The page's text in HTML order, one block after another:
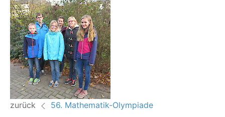
zurück 56. Mathematik-Olympiade